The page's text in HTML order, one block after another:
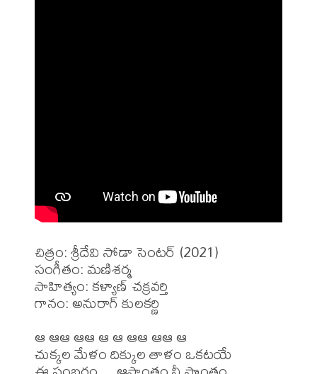
చిత్రం: శ్రీదేవి సోడా సెంటర్ (2021)
సంగీతం: మణిశర్మ
సాహిత్యం: కళ్యాణ్ చక్రవర్తి
గానం: అనురాగ్ కులకర్ణి
ఆ ఆఆ ఆఆ ఆ ఆ ఆఆ ఆఆ ఆ
చుక్కల మేళం దిక్కుల తాళం ఒకటయే